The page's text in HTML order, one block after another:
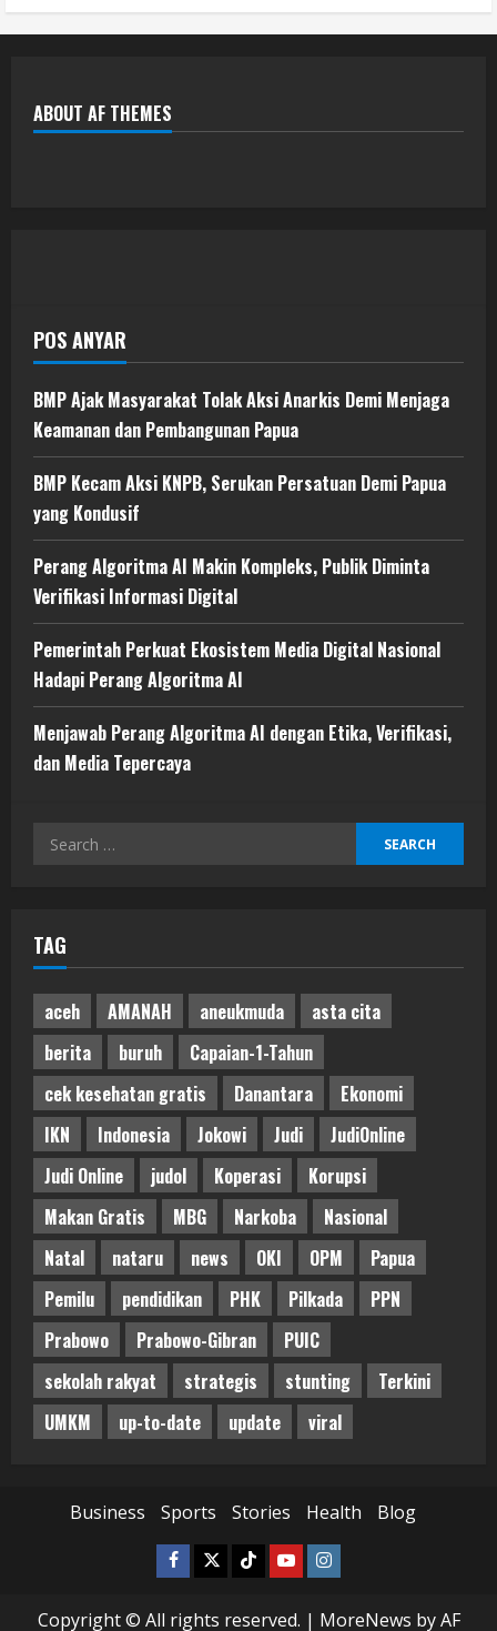
ABOUT AF THEMES
POS ANYAR
BMP Ajak Masyarakat Tolak Aksi Anarkis Demi Menjaga
Keamanan dan Pembangunan Papua
BMP Kecam Aksi KNPB, Serukan Persatuan Demi Papua
yang Kondusif
Perang Algoritma AI Makin Kompleks, Publik Diminta
Verifikasi Informasi Digital
Pemerintah Perkuat Ekosistem Media Digital Nasional
Hadapi Perang Algoritma AI
Menjawab Perang Algoritma AI dengan Etika, Verifikasi,
dan Media Tepercaya
Search
TAG
aceh AMANAH aneukmuda
asta cita
berita
buruh
Capaian-1-Tahun
cek kesehatan gratis
Danantara
Ekonomi
IKN
Indonesia Jokowi Judi
JudiOnline
Judi Online
judol Koperasi
Korupsi
Makan Gratis
MBG Narkoba
Nasional
Natal
nataru news OKI OPM
Papua
Pemilu
pendidikan PHK Pilkada
PPN
Prabowo
Prabowo-Gibran
PUIC
sekolah rakyat
strategis stunting
Terkini
UMKM
up-to-date update viral
Business Sports Stories Health Blog
Facebook
TwitterTiktokYoutubeInstagram
Copyright © All rights reserved. | MoreNews by AF